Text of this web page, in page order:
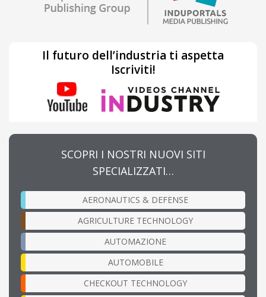
Il futuro dell’industria ti aspetta
Iscriviti!
SCOPRI I NOSTRI NUOVI SITI
SPECIALIZZATI…
AERONAUTICS & DEFENSE
AGRICULTURE TECHNOLOGY
AUTOMAZIONE
AUTOMOBILE
CHECKOUT TECHNOLOGY